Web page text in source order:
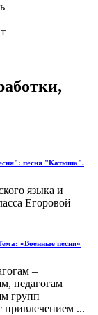
песня "Катюша".
языка и
Егоровой
«Военные песни»
–
педагогам
групп
привлечением ...